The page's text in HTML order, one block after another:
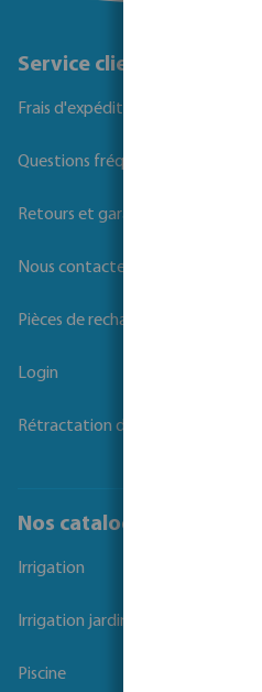
Service client
Frais d'expédition
Questions fréquemment posées
Retours et garanties
Nous contacter
Pièces de rechange
Login
Rétractation du contrat
Nos catalogues
Irrigation
Irrigation jardins et parcs
Piscine